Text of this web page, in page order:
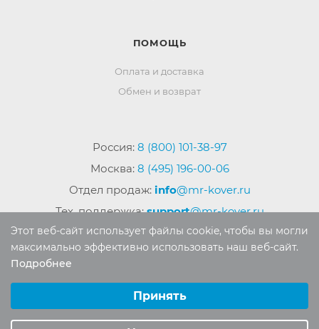
ПОМОЩЬ
Оплата и доставка
Обмен и возврат
Россия: 8 (800) 101-38-97
Москва: 8 (495) 196-00-06
Отдел продаж: info@mr-kover.ru
Тех. поддержка:support@mr-kover.ru
материалов сайта без письменного разрешения
запрещено.
Этот веб-сайт использует файлы cookie, чтобы вы могли
максимально эффективно использовать наш веб-сайт.
Подробнее
Аналитические/Функциональные
Принять